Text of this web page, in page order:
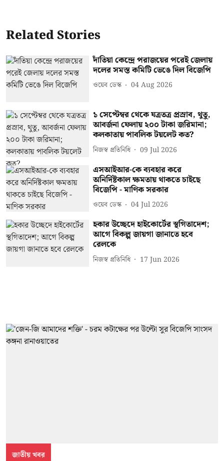
Related Stories
দাঁতিয়া কেন্দ্রে পরাজয়ের পরেই জেলায়
দলের সমস্ত কমিটি ভেঙে দিল বিজেপি
ওয়েব ডেস্ক 04 Aug 2026
১ সেপ্টেম্বর থেকে যত্রতত্র প্রস্রাব, থুতু,
আবর্জনা ফেলায় ২০০ টাকা জরিমানা;
কলকাতায় পাবলিক টয়লেট কত?
নিজস্ব প্রতিনিধি 09 Jul 2026
এসআইআর-কে ব্যবহার করে
অনির্দিষ্টকাল ক্ষমতায় থাকতে চাইছে
বিজেপি - মাণিক সরকার
ওয়েব ডেস্ক 04 Jul 2026
হকার উচ্ছেদে হাইকোর্টের স্থগিতাদেশ;
আগে বিকল্প জায়গা জানাতে হবে
রেলকে
নিজস্ব প্রতিনিধি 17 Jun 2026
জাতীয় খবর